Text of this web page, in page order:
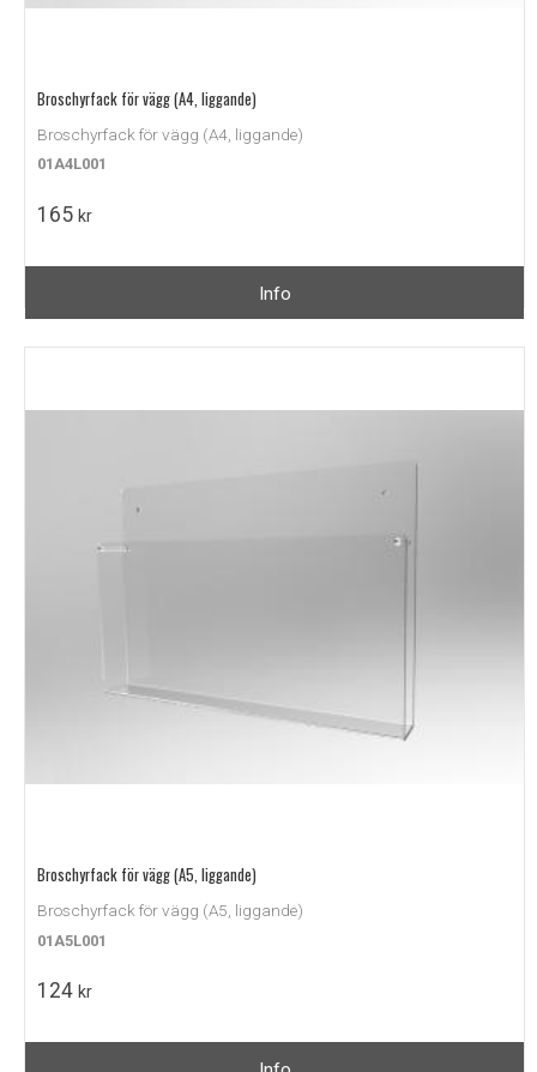
Broschyrfack för vägg (A4, liggande)
Broschyrfack för vägg (A4, liggande)
01A4L001
165 kr
Info
Broschyrfack för vägg (A5, liggande)
Broschyrfack för vägg (A5, liggande)
01A5L001
124 kr